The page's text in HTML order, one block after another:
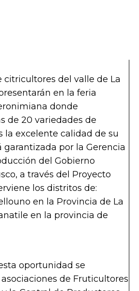
citricultores del valle de La
en la feria
donde
de 20 variedades de
la excelente calidad de su
garantizada por la Gerencia
del Gobierno
a través del Proyecto
los distritos de:
en la Provincia de La
en la provincia de
oportunidad se
de Fruticultores